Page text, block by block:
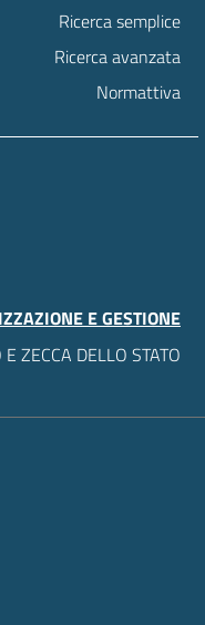
Ricerca semplice
Ricerca avanzata
Normattiva
E GESTIONE
ZECCA DELLO STATO